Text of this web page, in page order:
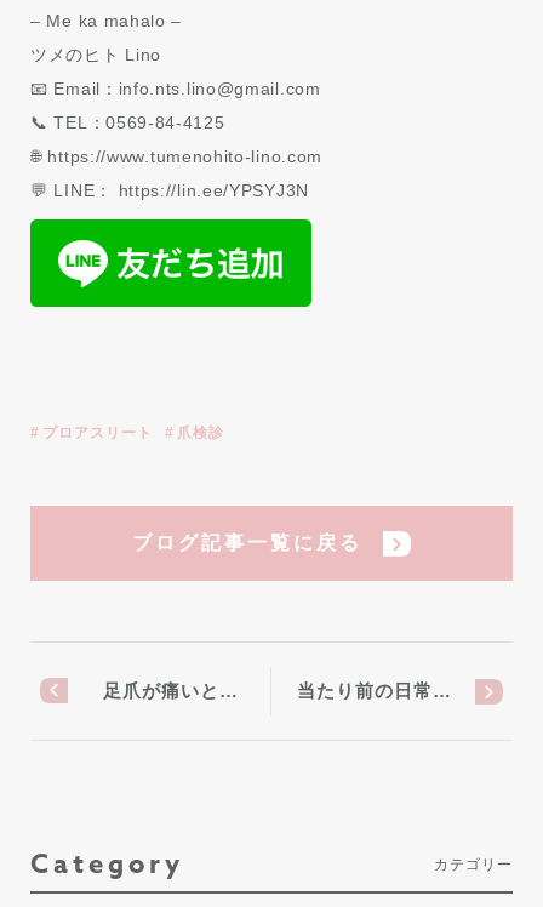
– Me ka mahalo –
ツメのヒト Lino
📧 Email：info.nts.lino@gmail.com
📞 TEL：0569-84-4125
🌐 https://www.tumenohito-lino.com
💬 LINE： https://lin.ee/YPSYJ3N
プロアスリート 爪検診
ブログ記事一覧に戻る
足爪が痛いと… 当たり前の日常…
Category カテゴリー